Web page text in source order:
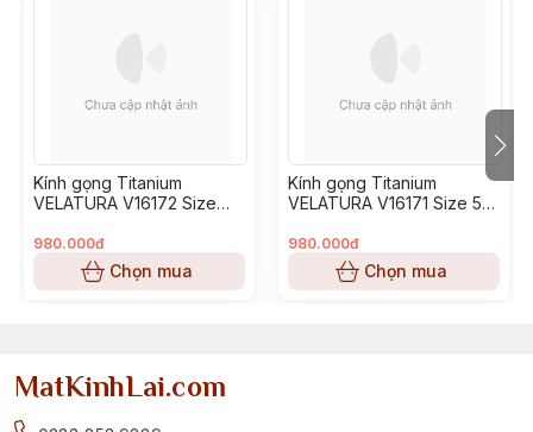
Kính gọng Titanium
VELATURA V16172 Size
980.000đ
Chọn mua
Kính gọng Titanium
VELATURA V16171 Size 53-
980.000đ
Chọn mua
MatKinhLai.com